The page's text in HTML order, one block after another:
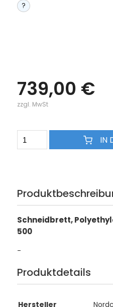
?
739,00 €
zzgl. MwSt
IN
Schneidbrett,
500
-
Produktdetails
Hersteller